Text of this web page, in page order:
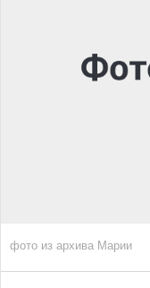
фото из архива Марии